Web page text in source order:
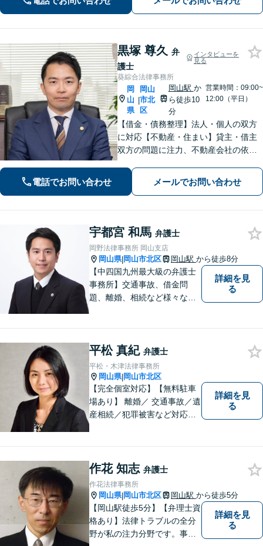
黒塚 尊久 弁
護士
インタビューを
見る
葵綜合法律事務所
岡
山
県
|
岡山
市北
区
岡山駅 か
ら徒歩10
分
営業時間：09:00~
12:00（平日）
【借金・債務整理】法人・個人の双方
に対応【不動産・住まい】貸主・借主
双方の問題に注力、不動産会社の依頼
通。その他労働事件もカバー【行政事
件】学校トラブル・いじめ問題に注力
電話でお問い合わせ メールでお問い合わせ
宇都宮 和馬 弁護士
岡野法律事務所 岡山支店
岡山県|岡山市北区 岡山駅 から徒歩8分
【中四国九州最大級の弁護士
事務所】交通事故、借金問
題、離婚、相続など様々な問
い！
詳細を見
る
平松 真紀 弁護士
平松・木津法律事務所
岡山県|岡山市北区
【完全個室対応】【無料駐車
場あり】 離婚／ 交通事故／遺
産相続／犯罪被害など対応可
詳細を見
る
作花 知志 弁護士
作花法律事務所
岡山県|岡山市北区 岡山駅 から徒歩5分
【岡山駅徒歩5分】【弁理士資
格あり】法律トラブルの全分
野が私の注力分野です。事務
詳細を見
る